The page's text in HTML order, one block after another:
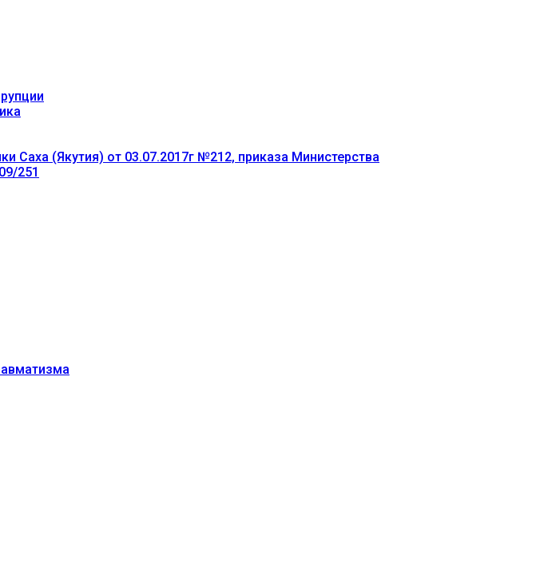
Саха (Якутия) от 03.07.2017г №212, приказа Министерства
251